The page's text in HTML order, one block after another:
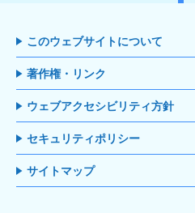
このウェブサイトについて
著作権・リンク
ウェブアクセシビリティ方針
セキュリティポリシー
サイトマップ